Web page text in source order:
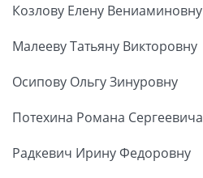
Козлову Елену Вениаминовну
Малееву Татьяну Викторовну
Осипову Ольгу Зинуровну
Потехина Романа Сергеевича
Радкевич Ирину Федоровну